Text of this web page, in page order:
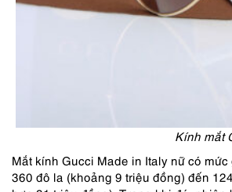
Kính mắt
Mắt kính Gucci Made in Italy nữ có
360 đô la (khoảng 9 triệu đồng) đến